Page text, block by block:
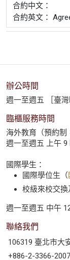
合約中文：
合約英文：
辦公時間
週一至週五 ［臺
臨櫃服務時間
海外教育（預約制
週一至週五 上午
國際學生：
國際學位生（
校級來校交
週一至週五 中午
聯絡我們
106319 臺北市大
+886-2-3366-